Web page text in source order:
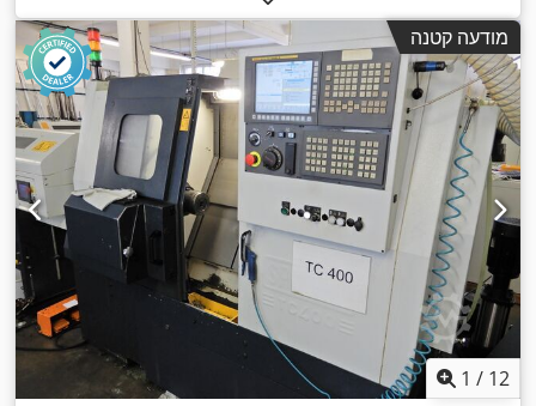
מהירות ציר (מקסימלית):5,000 סל"ד , מרחק נסיעה בציר X:200
מ"מ, מרחק תנועה ציר Z: 515 מ"מ, מודעה קטנה
1 / 12